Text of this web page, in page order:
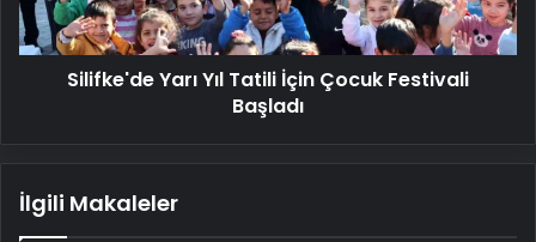
Başladı
Silifke'de Yarı Yıl Tatili İçin Çocuk Festivali
Başladı
İlgili Makaleler